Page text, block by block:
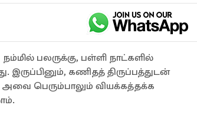
நம்மில் பலருக்கு, பள்ளி நாட்களில்
இருப்பினும், கணிதத் திருப்பத்துடன்
பெரும்பாலும் வியக்கத்தக்க